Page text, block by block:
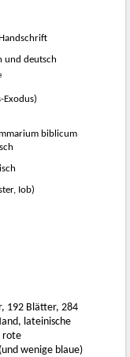
und deutsch
Exodus)
biblicum
Iob)
192 Blätter, 284
lateinische
rote
wenige blaue)